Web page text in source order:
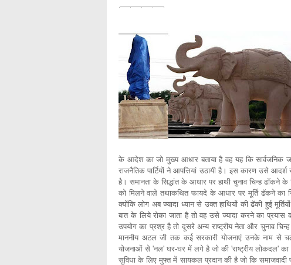
के आदेश का जो मुख्य आधार बताया है वह यह कि सार्वजनिक
राजनैतिक पार्टियों ने आपत्तियां उठायी है। इस कारण उसे
है। समानता के सिद्धांत के आधार पर हाथी चुनाव चिन्ह ढॉकने के
को मिलने वाले तथाकथित फायदे के आधार पर मूर्ति ढॅकने का
क्योंकि लोग अब ज्यादा ध्यान से उक्त हाथियों की ढॅकी हुई
बात के लिये रोका जाता है तो वह उसे ज्यादा करने का
उपयोग का प्रश्र है तो दूसरे अन्य राष्ट्रीय नेता और चुनाव
माननीय अटल जी तक कई सरकारी योजनाएं उनके नाम से
योजनाओं से 'नल' घर-घर में लगे है जो की 'राष्ट्रीय लोकदल'
सुविधा के लिए मुफ्त में सायकल प्रदान की है जो कि समाजवादी